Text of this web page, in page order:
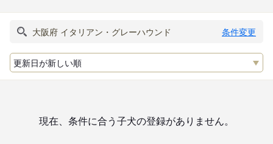
条件変更
現在、条件に合う子犬の登録がありません。